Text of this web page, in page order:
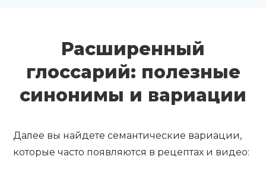
Расширенный
глоссарий: полезные
синонимы и вариации
Далее вы найдете семантические вариации,
которые часто появляются в рецептах и видео: